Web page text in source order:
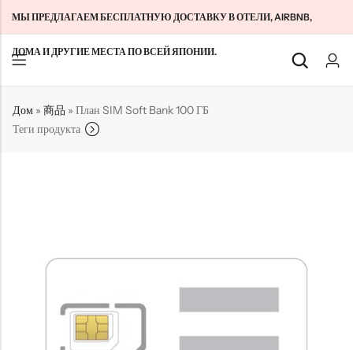
МЫ ПРЕДЛАГАЕМ БЕСПЛАТНУЮ ДОСТАВКУ В ОТЕЛИ, AIRBNB,
ДОМА И ДРУГИЕ МЕСТА ПО ВСЕЙ ЯПОНИИ.
Дом » 商品 » План SIM Soft Bank 100 ГБ
Теги продукта
Назад
Туристические SIM-карты Японии
Назад
Домашний WiFi безлимитный
Назад
О нас